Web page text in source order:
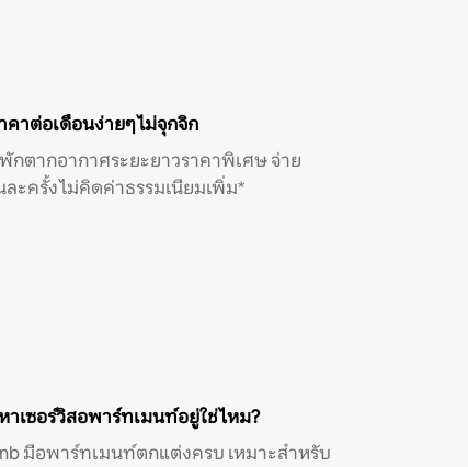
คาต่อเดือนง่ายๆ ไม่จุกจิก
กตากอากาศระยะยาวราคาพิเศษ จ่าย
ละครั้ง ไม่คิดค่าธรรมเนียมเพิ่ม*
าเซอร์วิสอพาร์ทเมนท์อยู่ใช่ไหม?
มีอพาร์ทเมนท์ตกแต่งครบ เหมาะสำหรับ